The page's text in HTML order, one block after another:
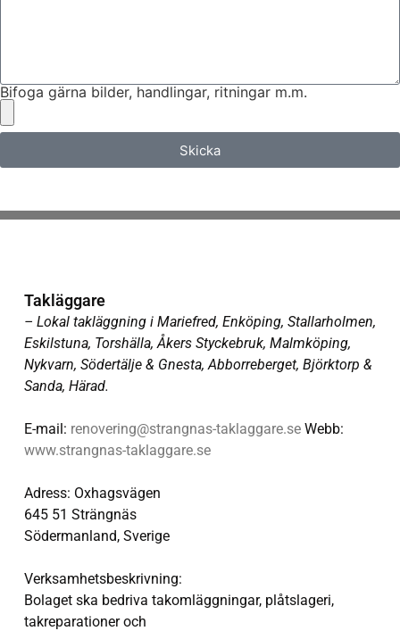
Bifoga gärna bilder, handlingar, ritningar m.m.
Skicka
Takläggare
– Lokal takläggning i Mariefred, Enköping, Stallarholmen,
Eskilstuna, Torshälla, Åkers Styckebruk, Malmköping,
Nykvarn, Södertälje & Gnesta, Abborreberget, Björktorp &
Sanda, Härad.
E-mail: renovering@strangnas-taklaggare.seWebb:
www.strangnas-taklaggare.se
Adress: Oxhagsvägen
645 51 Strängnäs
Södermanland, Sverige
Verksamhetsbeskrivning:
Bolaget ska bedriva takomläggningar, plåtslageri,
takreparationer och